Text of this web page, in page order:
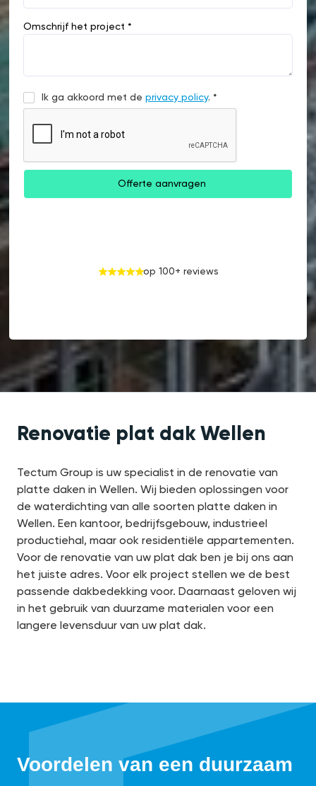
Omschrijf het project *
Ik ga akkoord met deprivacy policy. *
op 100+ reviews
Renovatie plat dak Wellen
Tectum Group is uw specialist in de renovatie van
platte daken in Wellen. Wij bieden oplossingen voor
de waterdichting van alle soorten platte daken in
Wellen. Een kantoor, bedrijfsgebouw, industrieel
productiehal, maar ook residentiële appartementen.
Voor de renovatie van uw plat dak ben je bij ons aan
het juiste adres. Voor elk project stellen we de best
passende dakbedekking voor. Daarnaast geloven wij
in het gebruik van duurzame materialen voor een
langere levensduur van uw plat dak.
Voordelen van een duurzaam